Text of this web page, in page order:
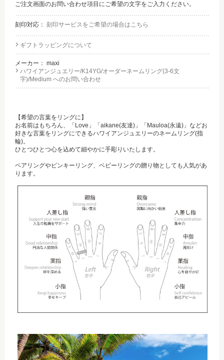
ご注文画面のお問い合わせ項目にご希望の文字をご入力ください。
刻印対応： 刻印サービスをご希望の場合はこちら
ギフトラッピングについて
メーカー： maxi
ハワイアンジュエリー/K14YG/オーダーネームリング(3-6文
字)/Medium へのお問い合わせ
【希望の言葉をリングに】
お名前はもちろん、「Love」「aikane(友達)」「Mauloa(永遠)」などお
好きな言葉をリングにできるハワイアンジュエリーのネームリング(指
輪)。
ひとつひとつ心を込めて細やかに手彫りいたします。
ペアリングやピンキーリング、ベビーリングの贈り物としても人気があ
ります。